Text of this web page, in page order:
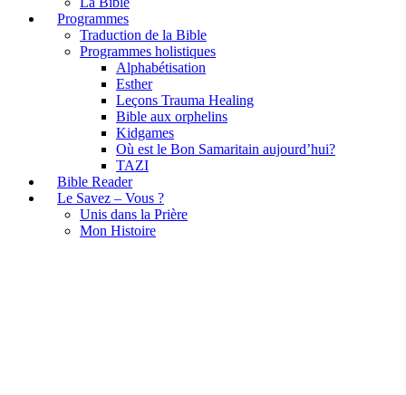
Programmes
Traduction de la Bible
Programmes holistiques
Alphabétisation
Esther
Leçons Trauma Healing
Bible aux orphelins
Kidgames
Où est le Bon Samaritain aujourd’hui?
TAZI
Bible Reader
Le Savez – Vous ?
Unis dans la Prière
Mon Histoire